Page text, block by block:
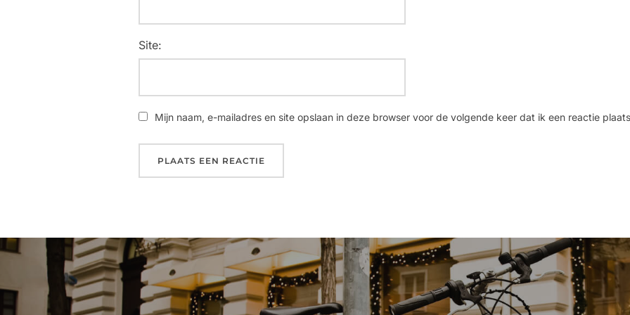
Site:
Mijn naam, e-mailadres en site opslaan in deze browser voor de volgende keer dat ik een reactie
Bericht
navigatie